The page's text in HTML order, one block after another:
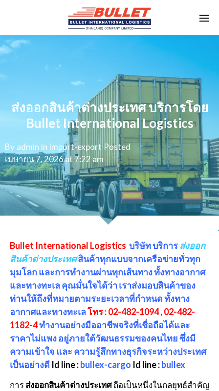
ส่งออกสินค้าต่างประเทศ บริการโดย
Bullet International Logistics
By admin in import-export Posted
เมษายน 7, 2026 at 7:22 am
Bullet International Logistics บริษัท บริการ ส่งออก
สินค้าต่างประเทศสินค้าทุกแบบจากเครือข่ายทั่วทุก
มุมโลก และการทำงานผ่านทุกเส้นทาง ทั้งทางอากาศ
และทางทะเล คุณมั่นใจได้ว่า เราส่งมอบสินค้าของ
ท่านให้ถึงที่หมายตามระยะเวลาที่กำหนด ทั้งทาง
อากาศและทางทะเลโทร : 02-482-1094 , 02-482-
1182-4ทำงานอย่างมืออาชีพจริงที่เชื่อถือได้และ
ราคาไม่แพง อยู่ภายใต้วัฒนธรรมของคนไทย ซึ่งมี
ความเข้าใจ และ ความรู้สึกทางธุรกิจระหว่างประเทศ
เป็นอย่างดี Id line :bullex-cargo Id line :bullex
การส่งออกสินค้าต่างประเทศถือเป็นหนึ่งในกลยุทธ์สำคัญ